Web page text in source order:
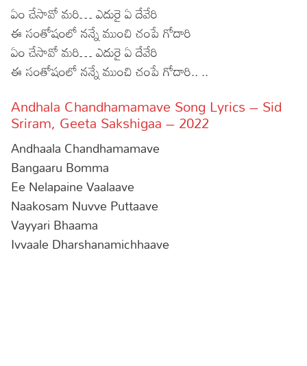
ఏం చేసావో మరి… ఎదురై ఏ దేవేరి
ఈ సంతోషంలో నన్నే ముంచి చంపే గోదారి
ఏం చేసావో మరి… ఎదురై ఏ దేవేరి
ఈ సంతోషంలో నన్నే ముంచి చంపే గోదారి.. ..
Andhala Chandhamamave Song Lyrics – Sid
Sriram, Geeta Sakshigaa – 2022
Andhaala Chandhamamave
Bangaaru Bomma
Ee Nelapaine Vaalaave
Naakosam Nuvve Puttaave
Vayyari Bhaama
Ivvaale Dharshanamichhaave